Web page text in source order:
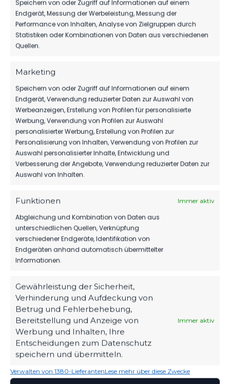
Speichern von oder Zugriff auf Informationen auf einem
Endgerät, Messung der Werbeleistung, Messung der
Performance von Inhalten, Analyse von Zielgruppen durch
Statistiken oder Kombinationen von Daten aus verschiedenen
Quellen.
Marketing
Speichern von oder Zugriff auf Informationen auf einem
Endgerät, Verwendung reduzierter Daten zur Auswahl von
Werbeanzeigen, Erstellung von Profilen für personalisierte
Werbung, Verwendung von Profilen zur Auswahl
personalisierter Werbung, Erstellung von Profilen zur
Personalisierung von Inhalten, Verwendung von Profilen zur
Auswahl personalisierter Inhalte, Entwicklung und
Verbesserung der Angebote, Verwendung reduzierter Daten zur
Auswahl von Inhalten.
Funktionen Immer aktiv
Abgleichung und Kombination von Daten aus
unterschiedlichen Quellen, Verknüpfung
verschiedener Endgeräte, Identifikation von
Endgeräten anhand automatisch übermittelter
Informationen.
Gewährleistung der Sicherheit,
Verhinderung und Aufdeckung von
Betrug und Fehlerbehebung,
Bereitstellung und Anzeige von
Werbung und Inhalten, Ihre
Entscheidungen zum Datenschutz
speichern und übermitteln.
Immer aktiv
Verwalten von 1380-LieferantenLese mehr über diese Zwecke
STAHL BRANDENBURG
GEWINNT BY MIKA-CUP
WEITERE MELDUNGEN
DAS KÖNNTE DICH
AUCH INTERESSIEREN.
1.MÄNNER
DIE NÄCHSTE ENTTÄUSCHUNG FÜR
LUCKENWALDE
1.MÄNNER
TIM MEYER WECHSELT ZU GERMANIA
HALBERSTADT
1.MÄNNER
HERBER DÄMPFER AUF DEM WEG ZUM
KLASSENERHALT